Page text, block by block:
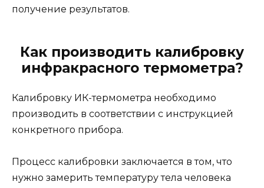
получение результатов.
Как производить калибровку
инфракрасного термометра?
Калибровку ИК-термометра необходимо
производить в соответствии с инструкцией
конкретного прибора.
Процесс калибровки заключается в том, что
нужно замерить температуру тела человека